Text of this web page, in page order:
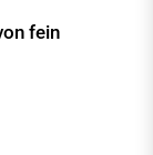
fein